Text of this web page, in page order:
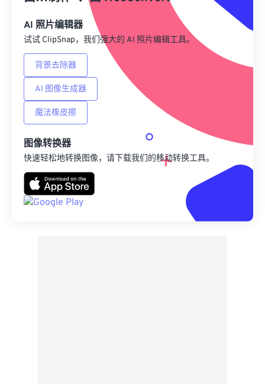
来自 Google Drive
从 OneDrive
来自网址
AI 照片编辑器
试试 ClipSnap，我们强大的 AI 照片编辑工具。
背景去除器
AI 图像生成器
魔法橡皮擦
图像转换器
快速轻松地转换图像，请下载我们的移动转换工具。